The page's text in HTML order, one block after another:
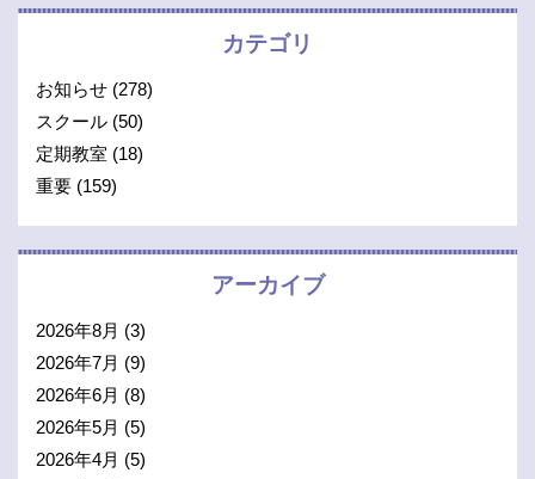
カテゴリ
お知らせ (278)
スクール (50)
定期教室 (18)
重要 (159)
アーカイブ
2026年8月 (3)
2026年7月 (9)
2026年6月 (8)
2026年5月 (5)
2026年4月 (5)